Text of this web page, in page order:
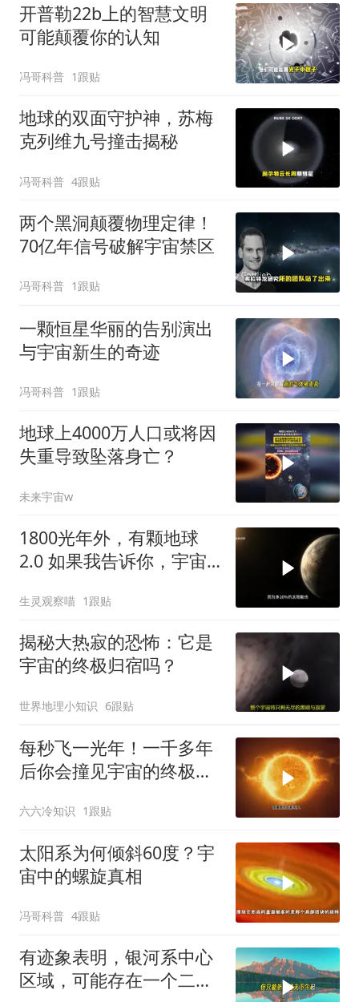
开普勒22b上的智慧文明
可能颠覆你的认知
冯哥科普 1跟贴
地球的双面守护神，苏梅
克列维九号撞击揭秘
冯哥科普 4跟贴
两个黑洞颠覆物理定律！
70亿年信号破解宇宙禁区
冯哥科普 1跟贴
一颗恒星华丽的告别演出
与宇宙新生的奇迹
冯哥科普 1跟贴
地球上4000万人口或将因
失重导致坠落身亡？
未来宇宙w
1800光年外，有颗地球
2.0 如果我告诉你，宇宙
更适合孕育生命的星球
生灵观察喵 1跟贴
揭秘大热寂的恐怖：它是
宇宙的终极归宿吗？
世界地理小知识 6跟贴
每秒飞一光年！一千多年
后你会撞见宇宙的终极秘
六六冷知识 1跟贴
太阳系为何倾斜60度？宇
宙中的螺旋真相
冯哥科普 4跟贴
有迹象表明，银河系中心
区域，可能存在一个二级